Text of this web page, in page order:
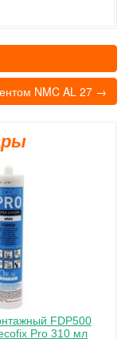
NMC AL 27 →
FDP500
Pro 310 мл